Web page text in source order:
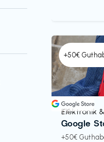
+50€
Elektronik
Google
+50€
€€‎